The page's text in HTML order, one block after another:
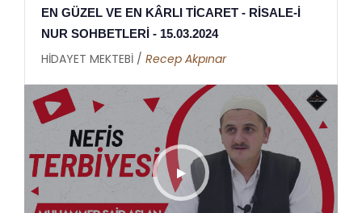
EN GÜZEL VE EN KÂRLI TİCARET - RİSALE-İ
NUR SOHBETLERİ - 15.03.2024
HİDAYET MEKTEBİ / Recep Akpınar